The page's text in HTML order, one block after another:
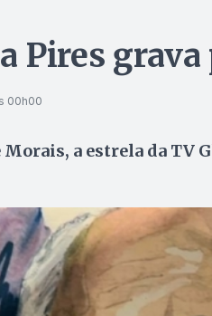
Pires grava
00h00
a estrela da TV